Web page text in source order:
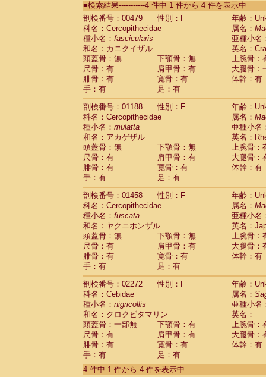
CebidaeSaguinus labiatus(0)
Cebidae Saguinus leucopus (0)
CebidaeSaguinus midas
CebidaeSaguinus mystax
CebidaeSaguinus nigricollis (1)
Cebidae Saguinus oedipus
Cebidae Saguinus weddelli
Cebidae Saguinusspp.
Cebidae Aotus trivirgatus
Cebidae Cebus albifrons
CebidaeCebus apella
Cebidae
CebidaeCebus nigrivittatus
Cebidae Cebusspp.(0)
Cebidae Saimiri boliviensis
Cebidae Saimiri sciureus
Atelidae Alouatta caraya
AtelidaeAlouatta fusca
AtelidaeAlouatta seniculus
AtelidaeAlouatta
Atelidae Ateles belzebuth
Atelidae Ateles geoffroyi
Atelidae Ateles paniscus
Atelidae Atelesspp.
Atelidae Lagothrix lagothricha
AtelidaeLagothrix lagothricha cana(0)
Pitheciidae
Cacajao calvus
Pitheciidae
Callicebus cupreus(0)
Pitheciidae Callicebus donacophilus(0)
PitheciidaeCallicebus moloch(0)
Pitheciidae Callicebus torquatus(0)
Pitheciidae Callicebus
Pitheciidae Chiropotes satanas
Pitheciidae Pithecia monachus
PitheciidaePithecia pithecia
■検索結果-----------4 件中 1 件から 4 件を表示中
剖検番号：00479
性別：F
年齢：
科名：Cercopithecidae
属名：
種小名： fascicularis
亜種小名
和名：カニクイザル
英名：
頭蓋骨：無
下顎骨：無
上腕骨：
尺骨：有
肩甲骨：有
大腿骨：
腓骨：有
寛骨：有
体幹：有
手：有
足：有
剖検番号：01188
性別：F
年齢：
科名：Cercopithecidae
属名：
種小名： mulatta
亜種小名
和名：アカゲザル
英名：
頭蓋骨：無
下顎骨：無
上腕骨：
尺骨：有
肩甲骨：有
大腿骨：
腓骨：有
寛骨：有
体幹：有
手：有
足：有
剖検番号：01458
性別：F
年齢：
科名：Cercopithecidae
属名：
種小名： fuscata
亜種小名
和名：ヤクニホンザル
英名：
頭蓋骨：無
下顎骨：無
上腕骨：
尺骨：有
肩甲骨：有
大腿骨：
腓骨：有
寛骨：有
体幹：有
手：有
足：有
剖検番号：02272
性別：F
年齢：
科名：Cebidae
属名：
種小名： nigricollis
亜種小名
和名：クロクビタマリン
英名：
頭蓋骨：一部無
下顎骨：有
上腕骨：
尺骨：有
肩甲骨：有
大腿骨：
腓骨：有
寛骨：有
体幹：有
手：有
足：有
4 件中 1 件から 4 件を表示中